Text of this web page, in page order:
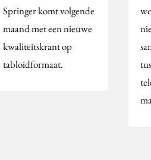
Springer komt volgende
maand met een nieuwe
kwaliteitskrant op
tabloidformaat.